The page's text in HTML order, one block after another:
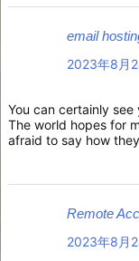
email
2023年8月
You can certainly
The world hopes for
afraid to say how
Remote
2023年8月